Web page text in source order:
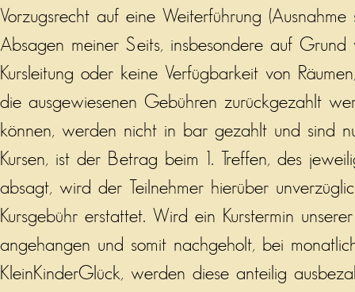
Vorzugsrecht auf eine Weiterführung
Absagen meiner Seits, insbesondere auf
Kursleitung oder keine Verfügbarkeit von
die ausgewiesenen Gebühren zurückgezahlt
können, werden nicht in bar gezahlt und sind
Kursen, ist der Betrag beim 1. Treffen, des
absagt, wird der Teilnehmer hierüber
Kursgebühr erstattet. Wird ein Kurstermin
angehangen und somit nachgeholt, bei
KleinKinderGlück, werden diese anteilig